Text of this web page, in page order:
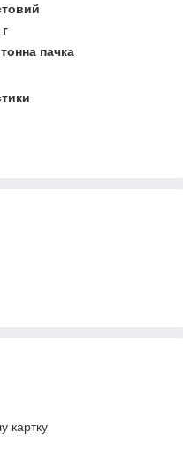
пачка
картку